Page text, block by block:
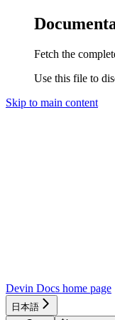
Fetch the
Use this file to
Skip to main content
Devin Docs home page
日本語